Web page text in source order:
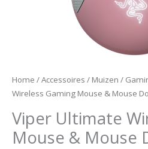
Home /Accessoires / Muizen /
Wireless Gaming Mouse & Mouse
Viper Ultimate
Mouse & Mouse